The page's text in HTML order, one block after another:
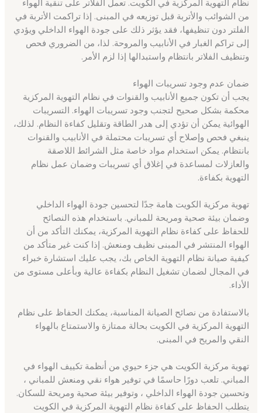
من الشوائب والأتربة قبل توزيعه في المبنى. إذا تراكمت الأتربة في
الفلتر دون تنظيفها، فقد يؤثر ذلك على جودة الهواء الداخلي ويؤدي
إلى تراكم الغبار في الأنابيب والمروحة. لذا، من الضروري فحص
وتنظيف الفلاتر بانتظام واستبدالها إذا لزم الأمر.
ضمان عدم وجود تسريبات الهواء
يجب أن تكون جميع الأنابيب والقنوات في نظام التهوية المركزية
محكمة بشكل صحيح لتجنب وجود تسريبات الهواء. التسريبات
الهوائية يمكن أن تؤدي إلى هدر الطاقة وتقليل كفاءة النظام. لذلك،
ينبغي فحص وإصلاح أي تسريبات محتملة في الأنابيب والقنوات
بانتظام. يمكن استخدام مواد خاصة مثل الشرائط اللاصقة
والعازلات لمساعدة في إغلاق أي تسريبات وضمان عمل نظام
التهوية بكفاءة.
تهوية مركزية الكويت هامة جدًا لتحسين جودة الهواء الداخلي
وضمان بيئة صحية ومريحة للمباني. باستخدام هذه النصائح
للحفاظ على كفاءة نظام التهوية المركزية، يمكنك التأكد من أن
الهواء المنتشر في المبنى نظيف ومنعش. إذا كنت غير متأكد من
كيفية صيانة نظام التهوية الخاص بك، يجب عليك استشارة خبراء
في المجال لضمان تشغيل النظام بكفاءة عالية وبأعلى مستوى من
الأداء.
بالاستفادة من نصائح الصيانة المناسبة، يمكنك الحفاظ على نظام
التهوية المركزية في الكويت بحالة ممتازة والاستمتاع بالهواء
النقي والمريح في المبنى.
تهوية مركزية الكويت هي جزء حيوي من أنظمة تكييف الهواء في
المباني. تلعب دورًا حاسمًا في توفير هواء نقي ومنعش للمباني ،
وتحسين جودة الهواء الداخلي ، وتوفير بيئة صحية ومريحة للسكان.
يتطلب الحفاظ على كفاءة نظام التهوية المركزية في الكويت